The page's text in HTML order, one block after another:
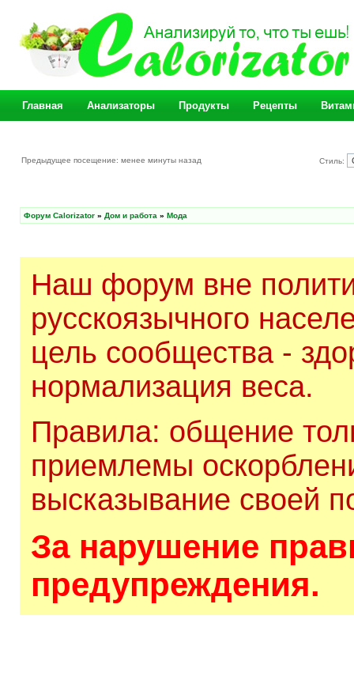
Главная Анализаторы Продукты Рецепты
Предыдущее посещение: менее минуты назад Стиль:
Форум Calorizator » Дом и работа » Мода
Наш форум вне
русскоязычного
цель сообщества -
нормализация веса.
Правила: общение
приемлемы
высказывание своей
За нарушение
предупреждения.